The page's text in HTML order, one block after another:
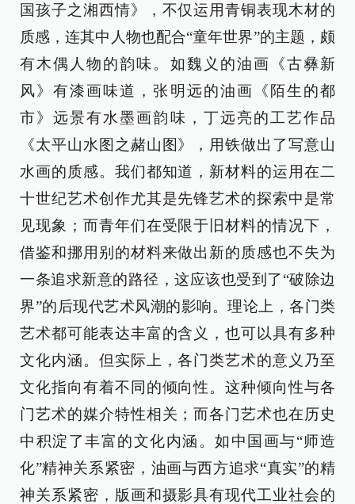
国孩子之湘西情》，不仅运用青铜表现木材的
质感，连其中人物也配合“童年世界”的主题，颇
有木偶人物的韵味。如魏义的油画《古彝新
风》有漆画味道，张明远的油画《陌生的都
市》远景有水墨画韵味，丁远亮的工艺作品
《太平山水图之赭山图》，用铁做出了写意山
水画的质感。我们都知道，新材料的运用在二
十世纪艺术创作尤其是先锋艺术的探索中是常
见现象；而青年们在受限于旧材料的情况下，
借鉴和挪用别的材料来做出新的质感也不失为
一条追求新意的路径，这应该也受到了“破除边
界”的后现代艺术风潮的影响。理论上，各门类
艺术都可能表达丰富的含义，也可以具有多种
文化内涵。但实际上，各门类艺术的意义乃至
文化指向有着不同的倾向性。这种倾向性与各
门艺术的媒介特性相关；而各门艺术也在历史
中积淀了丰富的文化内涵。如中国画与“师造
化”精神关系紧密，油画与西方追求“真实”的精
神关系紧密，版画和摄影具有现代工业社会的